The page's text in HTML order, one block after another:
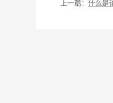
上一篇：